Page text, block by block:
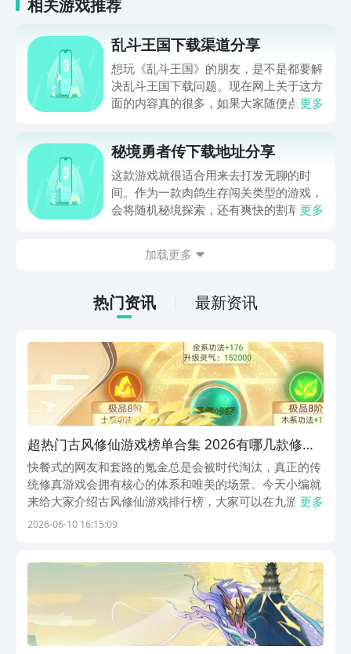
相关游戏推荐
乱斗王国下载渠道分享
想玩《乱斗王国》的朋友，是不是都要解
决乱斗王国下载问题。现在网上关于这方
面的内容真的很多，如果大家随便点击陌
app进行下载会更加方便，九游是手游福
利最多的游戏平台，在这里不仅能够看到
游戏资源，还能及时查看后续的消息、活
动内容等相关信息。
更多
秘境勇者传下载地址分享
这款游戏就很适合用来去打发无聊的时
间。作为一款肉鸽生存闯关类型的游戏，
会将随机秘境探索，还有爽快的割草闯关
接就可以下载。游戏的上手门槛还是比较
打发无聊的时间，可玩性真的比较高。
更多
加载更多
热门资讯 最新资讯
超热门古风修仙游戏榜单合集 2026有哪几款修仙
的游戏值得下载
快餐式的网友和套路的氪金总是会被时代淘汰，真正的传
统修真游戏会拥有核心的体系和唯美的场景。今天小编就
来给大家介绍古风修仙游戏排行榜，大家可以在九游上下
载这些游戏。九游是手游性价比最高、福利第一的游戏平
更多
2026-06-10 16:15:09